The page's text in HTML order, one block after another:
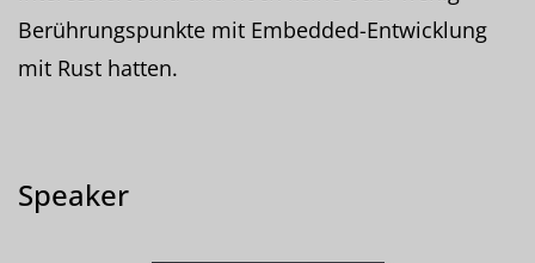
Berührungspunkte mit Embedded-Entwicklung
mit Rust hatten.
Speaker